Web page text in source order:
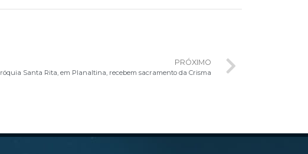
PRÓXIMO
Santa Rita, em Planaltina, recebem sacramento da Crisma